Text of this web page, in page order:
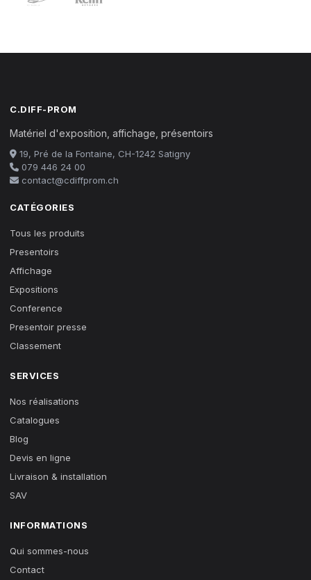
C.DIFF-PROM
Matériel d'exposition, affichage, présentoirs
19, Pré de la Fontaine, CH-1242 Satigny
079 446 24 00
contact@cdiffprom.ch
CATÉGORIES
Tous les produits
Presentoirs
Affichage
Expositions
Conference
Presentoir presse
Classement
SERVICES
Nos réalisations
Catalogues
Blog
Devis en ligne
Livraison & installation
SAV
INFORMATIONS
Qui sommes-nous
Contact